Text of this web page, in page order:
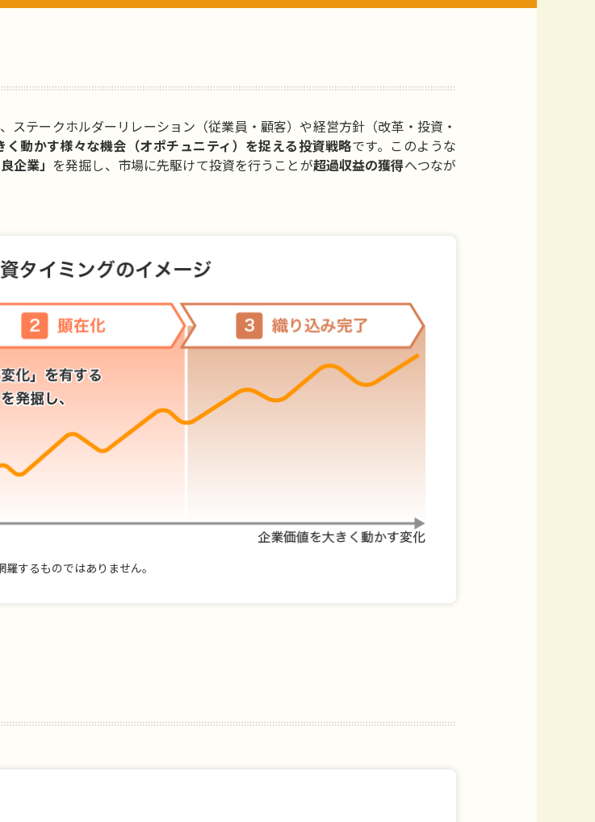
テークホルダーリレーション（従業員・顧客）や経営方針（改革・投資・
動かす様々な機会（オポチュニティ）を捉える投資戦略です。このような
企業」 を発掘し、市場に先駆けて投資を行うことが超過収益の獲得へつなが
するものではありません。